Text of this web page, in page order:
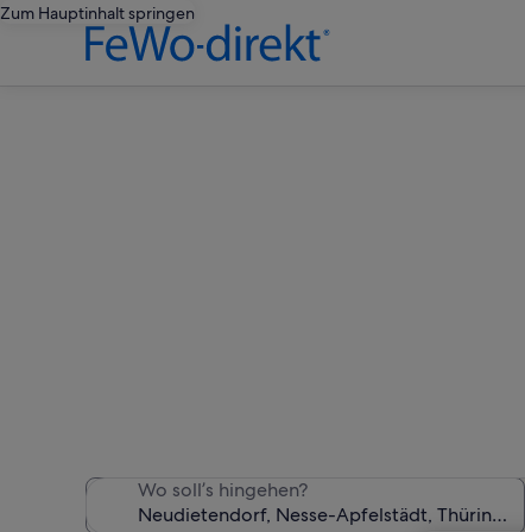
Zum Hauptinhalt springen
Wo soll’s hingehen?